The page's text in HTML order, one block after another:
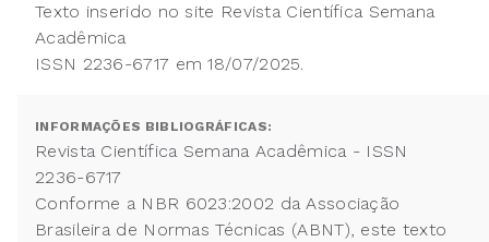
Texto inserido no site Revista Científica Semana
Acadêmica
ISSN 2236-6717 em 18/07/2025.
INFORMAÇÕES BIBLIOGRÁFICAS:
Revista Científica Semana Acadêmica - ISSN
2236-6717
Conforme a NBR 6023:2002 da Associação
Brasileira de Normas Técnicas (ABNT), este texto